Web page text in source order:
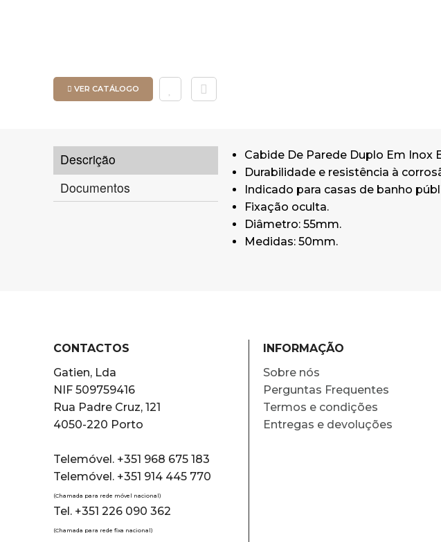
VER CATÁLOGO
Descrição
Documentos
Cabide De Parede Duplo Em Inox
Durabilidade e resistência à
Indicado para casas de banho
Fixação oculta.
Diâmetro: 55mm.
Medidas: 50mm.
CONTACTOS
Gatien, Lda
NIF 509759416
Rua Padre Cruz, 121
4050-220 Porto
Telemóvel. +351 968 675 183
Telemóvel. +351 914 445 770
(Chamada para rede móvel nacional)
Tel. +351 226 090 362
(Chamada para rede fixa nacional)
INFORMAÇÃO
Sobre nós
Perguntas Frequentes
Termos e condições
Entregas e devoluções